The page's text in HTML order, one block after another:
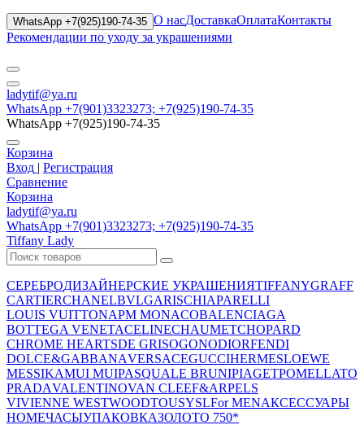
WhatsApp +7(925)190-74-35 О насДоставкаОплатаКонтакты
Рекомендации по уходу за украшениями
ladytif@ya.ru
WhatsApp +7(901)3323273; +7(925)190-74-35
WhatsApp +7(925)190-74-35
Корзина
Вход | Регистрация
Сравнение
Корзина
ladytif@ya.ru
WhatsApp +7(901)3323273; +7(925)190-74-35
Tiffany Lady
СЕРЕБРОДИЗАЙНЕРСКИЕ УКРАШЕНИЯTIFFANYGRAFF
CARTIERCHANELBVLGARISCHIAPARELLI
LOUIS VUITTONAPM MONACOBALENCIAGA
BOTTEGA VENETACELINECHAUMETCHOPARD
CHROME HEARTSDE GRISOGONODIORFENDI
DOLCE&GABBANAVERSACEGUCCIHERMESLOEWE
MESSIKAMUI MUIPASQUALE BRUNIPIAGETPOMELLATO
PRADAVALENTINOVAN CLEEF&ARPELS
VIVIENNE WESTWOODTOUSYSLFor MENАКСЕССУАРЫ
HOMEЧАСЫУПАКОВКАЗОЛОТО 750*